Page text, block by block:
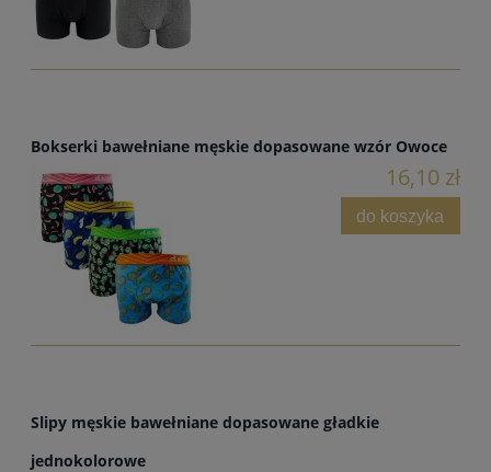
Bokserki bawełniane męskie dopasowane wzór Owoce
16,10 zł
do koszyka
Slipy męskie bawełniane dopasowane gładkie
jednokolorowe